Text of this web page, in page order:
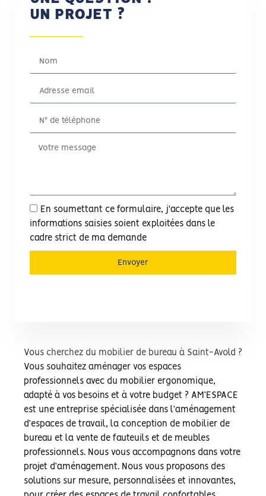
UN PROJET ?
En soumettant ce formulaire, j'accepte que les
informations saisies soient exploitées dans le
cadre strict de ma demande
Envoyer
Vous cherchez du mobilier de bureau à Saint-Avold ?
Vous souhaitez aménager vos espaces
professionnels avec du mobilier ergonomique,
adapté à vos besoins et à votre budget ? AM’ESPACE
est une entreprise spécialisée dans l’aménagement
d’espaces de travail, la conception de mobilier de
bureau et la vente de fauteuils et de meubles
professionnels. Nous vous accompagnons dans votre
projet d’aménagement. Nous vous proposons des
solutions sur mesure, personnalisées et innovantes,